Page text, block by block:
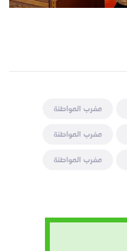
مغرب المواطنة
مغرب المواطنة
مغرب المواطنة